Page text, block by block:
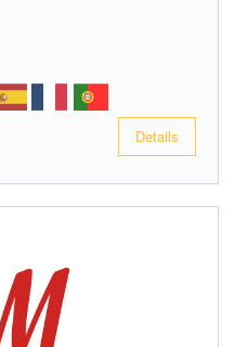
Details